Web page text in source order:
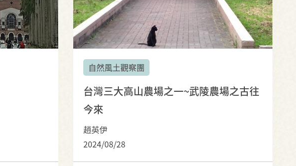
自然風土觀察團
台灣三大高山農場之一~武陵農場之古往
今來
趙英伊
2024/08/28